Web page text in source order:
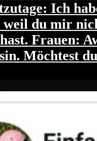
Ich
weil du mir
Frauen:
Möchtest